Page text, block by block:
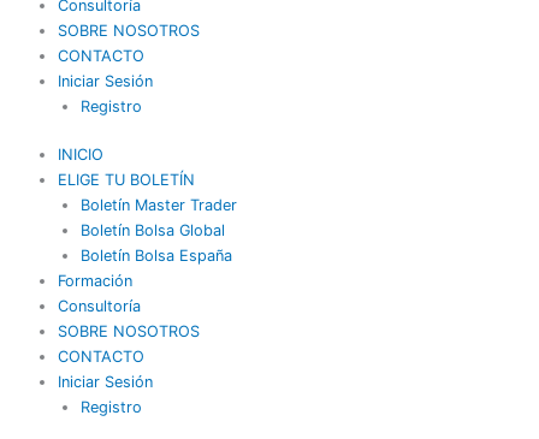
Consultoría
SOBRE NOSOTROS
CONTACTO
Iniciar Sesión
Registro
INICIO
ELIGE TU BOLETÍN
Boletín Master Trader
Boletín Bolsa Global
Boletín Bolsa España
Formación
Consultoría
SOBRE NOSOTROS
CONTACTO
Iniciar Sesión
Registro